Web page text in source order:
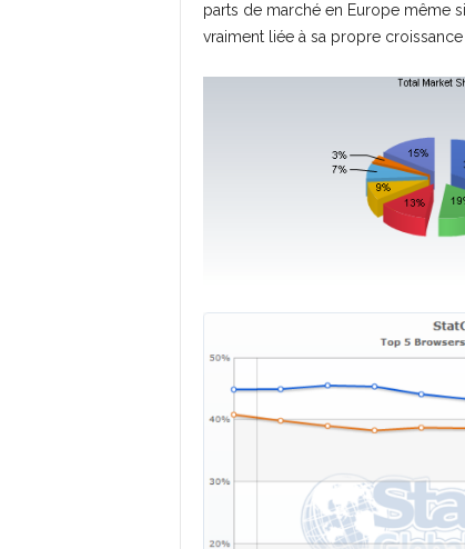
parts de marché en Europe même
vraiment liée à sa propre